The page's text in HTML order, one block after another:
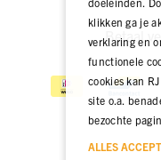
Betaal
klikken ga je
verklaring en
functionele
cookies kan
site o.a.
bezochte
ALLES